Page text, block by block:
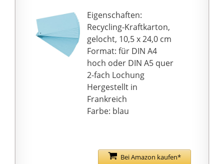
Eigenschaften:
Recycling-Kraftkarton,
gelocht, 10,5 x 24,0 cm
Format: für DIN A4
hoch oder DIN A5 quer
2-fach Lochung
Hergestellt in
Frankreich
Farbe: blau
Bei Amazon kaufen*